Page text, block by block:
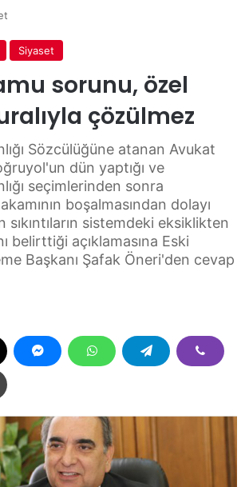
Siyaset
sorunu, özel
çözülmez
Sözcülüğüne atanan Avukat
dün yaptığı ve
seçimlerinden sonra
boşalmasından dolayı
sıkıntıların sistemdeki eksiklikten
belirttiği açıklamasına Eski
Başkanı Şafak Öneri'den cevap